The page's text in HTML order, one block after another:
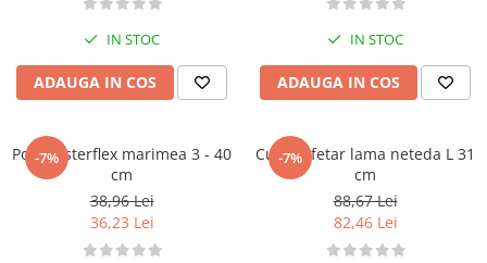
IN STOC
ADAUGA IN COS
IN STOC
ADAUGA IN COS
-7%
Pos masterflex marimea 3 - 40
cm
38,96 Lei
36,23 Lei
-7%
Cutit cofetar lama neteda L 31
cm
88,67 Lei
82,46 Lei